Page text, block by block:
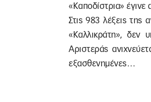
«Καποδίστρια»
Στις 983 λέξεις της
«Καλλικράτη», δεν
Αριστεράς
εξασθενημένες…